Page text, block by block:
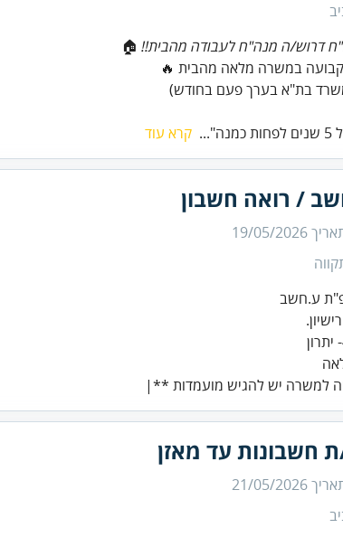
דרוש/ה מנה"ח לעבודה מהבית!!
בת"א בערך פעם בחודש)
קרא עוד
/ רואה חשבון
19/05/2026
למשרה יש להגיש מועמדות **|
חשבונות עד מאזן
21/05/2026